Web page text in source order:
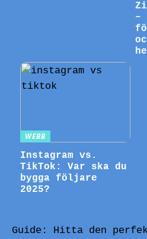
–
WEBB
Instagram vs.
TikTok: Var ska du
bygga följare
2025?
Guide: Hitta den